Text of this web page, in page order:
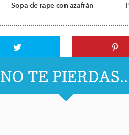
Sopa de rape con azafrán
NO TE